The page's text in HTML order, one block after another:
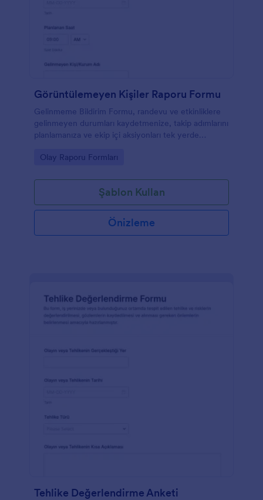
Görüntülemeyen Kişiler Raporu Formu
Gelinmeme Bildirim Formu, randevu ve etkinliklere
gelinmeyen durumları kaydetmenize, takip adımlarını
planlamanıza ve ekip içi aksiyonları tek yerde
Go to Category:
Olay Raporu Formları
Şablon Kullan
Önizleme
Tehlike Değerlendirme Anketi